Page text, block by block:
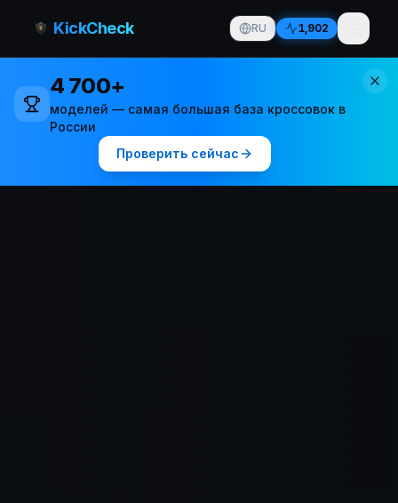
KickCheck RU 1,902
4 700+
моделей — самая большая база кроссовок в
России
Проверить сейчас